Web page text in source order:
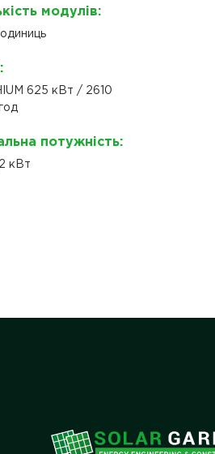
модулів:
одиниць
625 кВт / 2610
потужність:
кВт